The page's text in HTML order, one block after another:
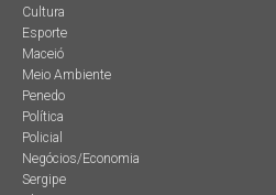
Cultura
Esporte
Maceió
Meio Ambiente
Penedo
Política
Policial
Negócios/Economia
Sergipe